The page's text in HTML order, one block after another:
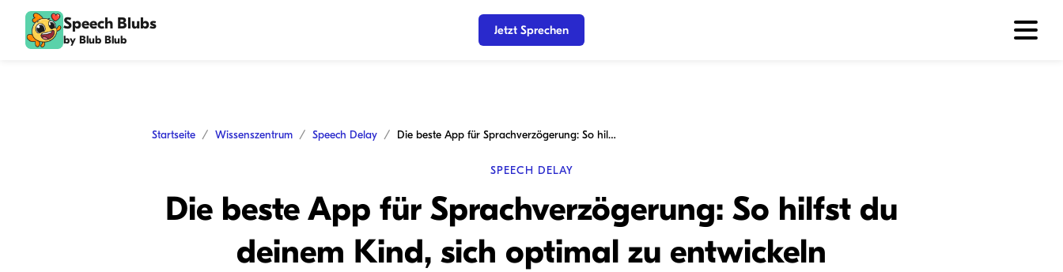
Speech Blubs
by Blub Blub
Jetzt Sprechen
Startseite Wissenszentrum Speech Delay Die beste App für Sprachverzögerung: So hilfst du deinem Kind, sich optimal zu entwickeln
SPEECH DELAY
Die beste App für Sprachverzögerung: So hilfst du
deinem Kind, sich optimal zu entwickeln